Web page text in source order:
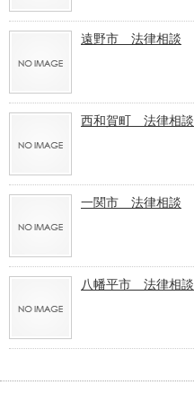
遠野市 法律相談
西和賀町 法律相談
一関市 法律相談
八幡平市 法律相談